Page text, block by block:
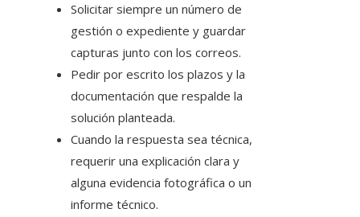
Solicitar siempre un número de
gestión o expediente y guardar
capturas junto con los correos.
Pedir por escrito los plazos y la
documentación que respalde la
solución planteada.
Cuando la respuesta sea técnica,
requerir una explicación clara y
alguna evidencia fotográfica o un
informe técnico.